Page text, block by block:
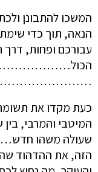
המשכו להתבונן
הנאה, תוך כדי
עבורכם ופחות,
כעת מקדו את
המיטבי והמרבי,
שעולה משהו
הזה, את ההדהוד